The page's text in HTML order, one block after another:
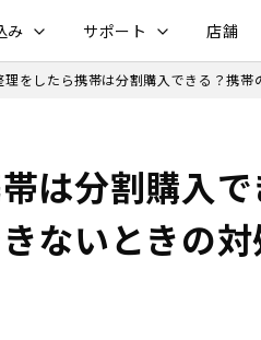
み サポート 店舗
理をしたら携帯は分割購入できる？携
は分割購入
ないときの